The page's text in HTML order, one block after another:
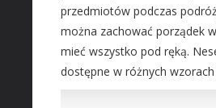
Maszyny
Narzędzia
Przemysł Metalowy
przedmiotów podczas
można zachować porządek
mieć wszystko pod ręką.
dostępne w różnych wzorach